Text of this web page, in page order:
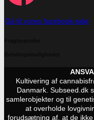
Gå til vores facebook-side
Kultivering af
Danmark. Subseed.dk
samlerobjekter og til
at overholde
forudsætning af, at de ikke